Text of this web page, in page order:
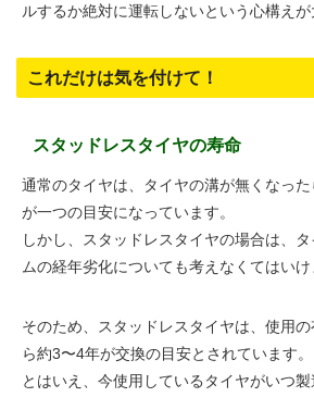
ルするか絶対に運転しないという心構えが
これだけは気を付けて！
スタッドレスタイヤの寿命
通常のタイヤは、タイヤの溝が無くなっ
が一つの目安になっています。
しかし、スタッドレスタイヤの場合は、
ムの経年劣化についても考えなくてはいけ
そのため、スタッドレスタイヤは、使用
ら約3〜4年が交換の目安とされています。
とはいえ、今使用しているタイヤがいつ